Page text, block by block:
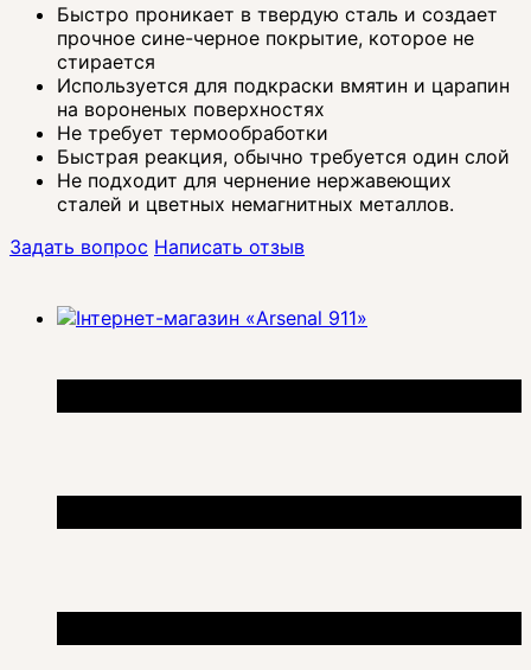
Быстро проникает в твердую сталь и создает
прочное сине-черное покрытие, которое не
стирается
Используется для подкраски вмятин и царапин
на вороненых поверхностях
Не требует термообработки
Быстрая реакция, обычно требуется один слой
Не подходит для чернение нержавеющих
сталей и цветных немагнитных металлов.
Задать вопрос Написать отзыв